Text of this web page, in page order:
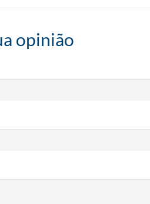
opinião